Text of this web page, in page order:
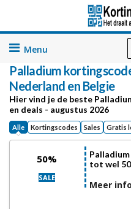
Skip
content
Palladium
Nederland en Belgie
Hier vind je de beste
en deals - augustus 2026
Alle Kortingscodes Sales Gratis
50%
SALE
tot wel
Meer info